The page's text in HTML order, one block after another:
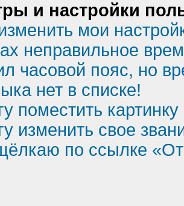
и настройки
мои
неправильное
часовой пояс, но
нет в списке!
поместить
изменить свое
по ссылке